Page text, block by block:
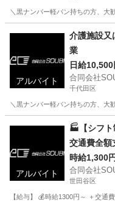
＼黒ナンバー軽バン持ちの方、大
配送 介護
アルバイト
介護施設又
業
日給10,500
合同会社
千代田区
＼黒ナンバー軽バン持ちの方、大
配送
アルバイト
🏭【シフト
交通費全
時給1,300円
合同会社
世田谷区
【給与】 💰時給1300円～ ＋交